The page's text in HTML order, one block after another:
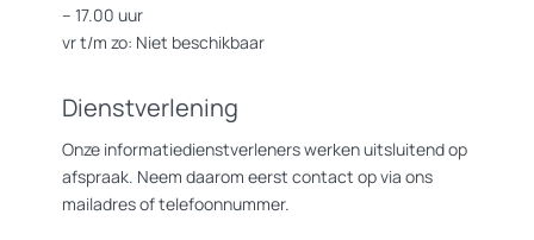
– 17.00 uur
vr t/m zo: Niet beschikbaar
Dienstverlening
Onze informatiedienstverleners werken uitsluitend op
afspraak. Neem daarom eerst contact op via ons
mailadres of telefoonnummer.